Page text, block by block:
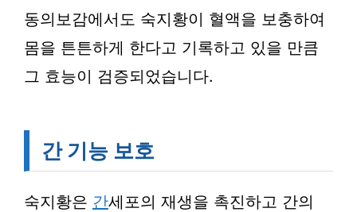
동의보감에서도 숙지황이 혈액을 보충하여
몸을 튼튼하게 한다고 기록하고 있을 만큼
그 효능이 검증되었습니다.
간 기능 보호
숙지황은 간세포의 재생을 촉진하고 간의